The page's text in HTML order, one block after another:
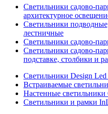
Светильники садово-
архитектурное
Светильники
лестничные
Светильники садово-
Светильники садово-
подставке, столбики и
Светильники Design
Встраиваемые
Настенные
Светильники и рамки